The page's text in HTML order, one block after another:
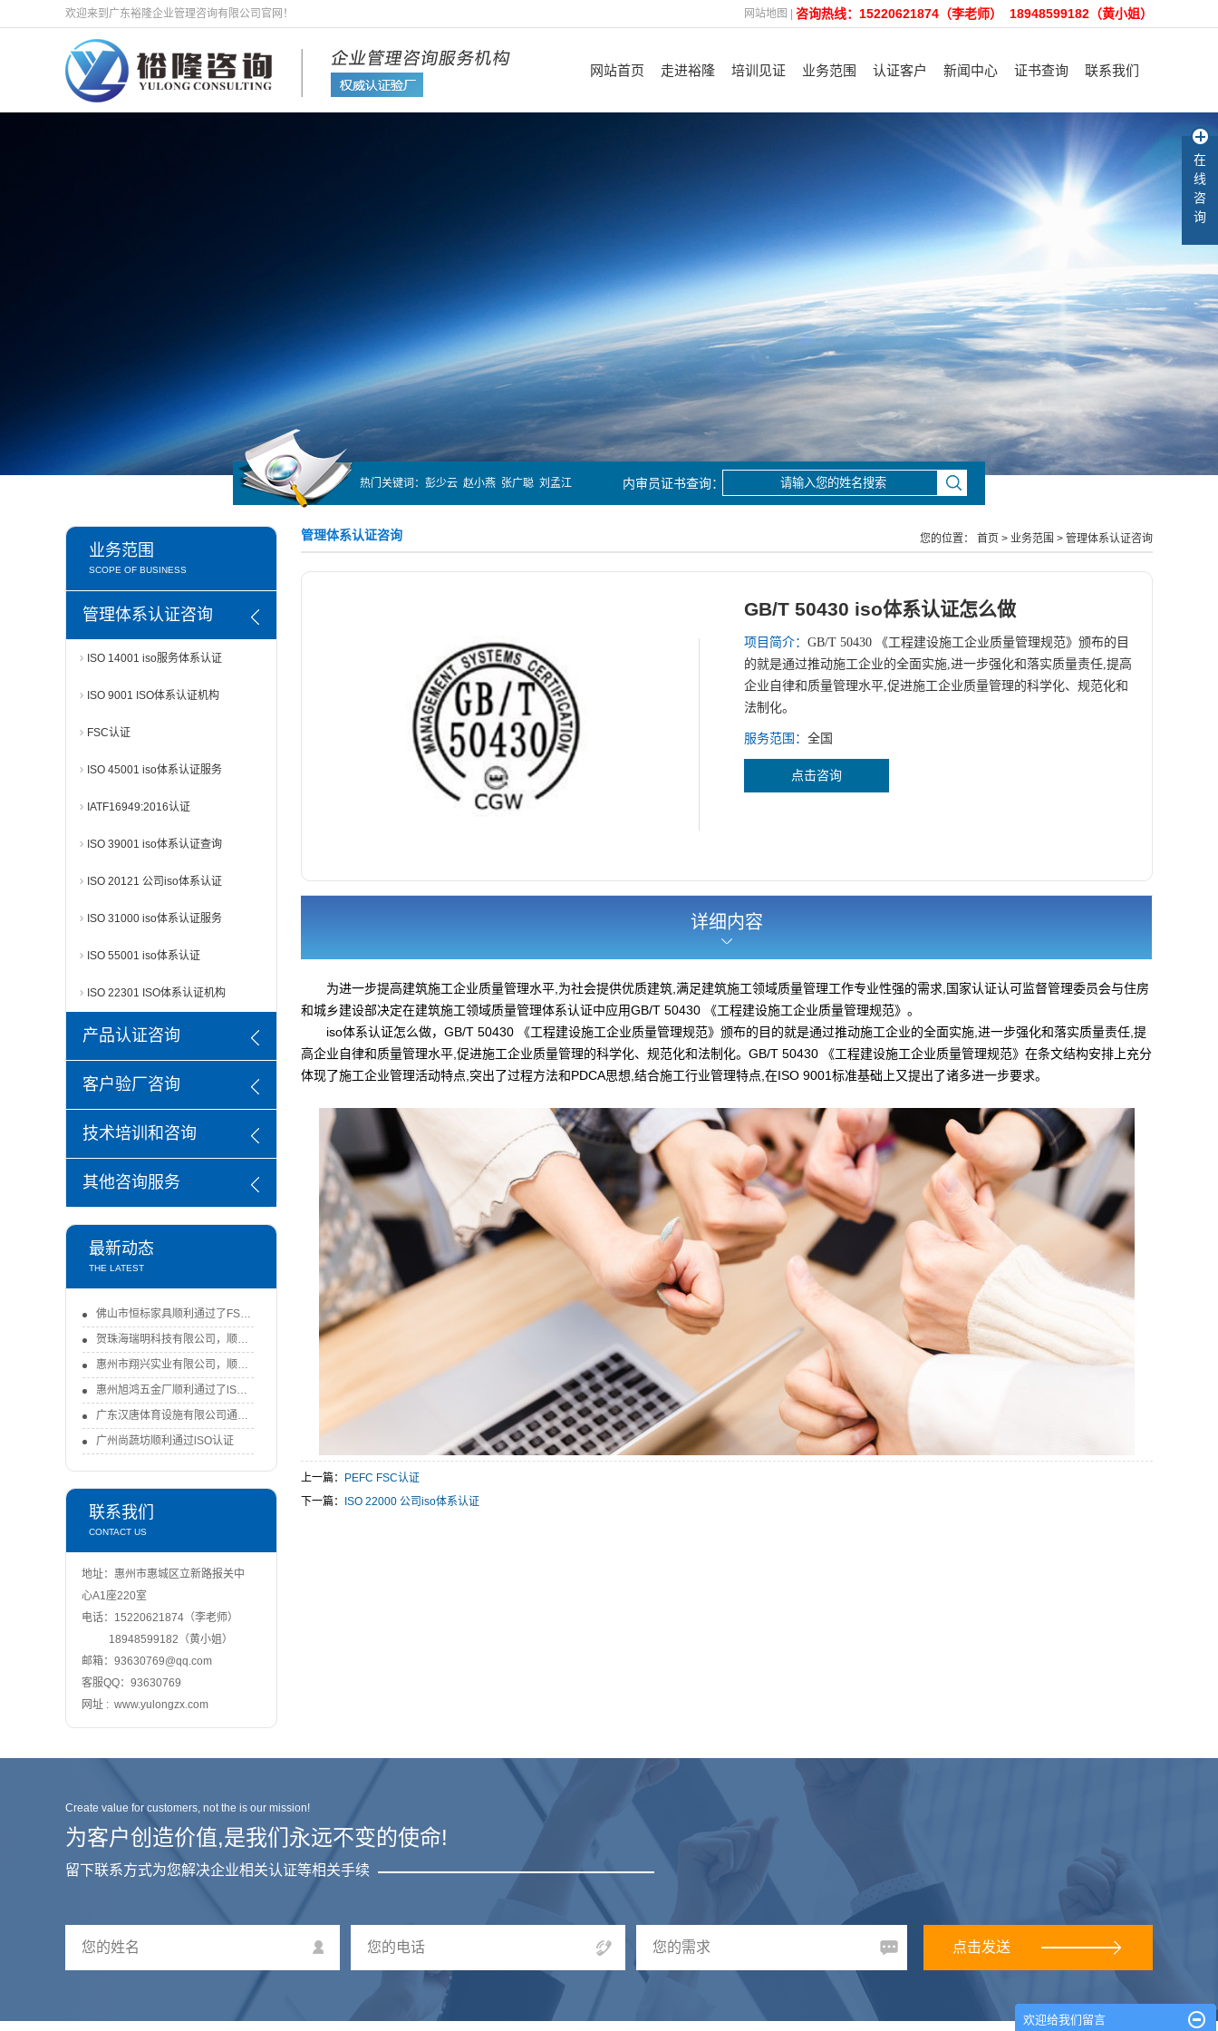
欢迎来到广东裕隆企业管理咨询有限公司官网！ 咨询热线：15220621874（李老师） 18948599182（黄小姐）
网站地图
网站首页 走进裕隆
合作机构
培训展示
培训见证 业务范围
技术培训和咨询
其他咨询服务
认证客户 新闻中心
行业资讯
证书查询 联系我们
热门关键词： 彭少云 赵小燕 张广聪 刘孟江
业务范围
SCOPE OF BUSINESS
管理体系认证咨询
ISO 14001 iso服务体系认证
ISO 9001 ISO体系认证机构
FSC认证
ISO 45001 iso体系认证服务
IATF16949:2016认证
ISO 39001 iso体系认证查询
ISO 20121 公司iso体系认证
ISO 31000 iso体系认证服务
ISO 55001 iso体系认证
ISO 22301 ISO体系认证机构
产品认证咨询
客户验厂咨询
技术培训和咨询
其他咨询服务
最新动态
THE LATEST
佛山市恒标家具顺利通过了FSC-COC认证审核
贺珠海瑞明科技有限公司，顺利通过了FSC-COC认证审核！-FSC认证
惠州市翔兴实业有限公司，顺利通过ISO9001：2015认证审核
惠州旭鸿五金厂顺利通过了lSO9001：2015体系认证审核
广东汉唐体育设施有限公司通过ISO认证
广州尚蔬坊顺利通过lSO认证
联系我们
CONTACT US
地址：惠州市惠城区立新路报关中
心A1座220室
电话：15220621874（李老师）
18948599182（黄小姐）
邮箱：93630769@qq.com
客服QQ：93630769
网址 : www.yulongzx.com
管理体系认证咨询 您的位置： 首页 > 业务范围 > 管理体系认证咨询
GB/T 50430 iso体系认证怎么做
项目简介： GB/T 50430 《工程建设施工企业质量管理规范》颁布的目
的就是通过推动施工企业的全面实施,进一步强化和落实质量责任,提高
企业自律和质量管理水平,促进施工企业质量管理的科学化、规范化和
法制化。
服务范围： 全国
点击咨询
详细内容
为进一步提高建筑施工企业质量管理水平,为社会提供优质建筑,满足建筑施工领域质量管理工作专业性强的需求,国家认证认可监督管理委员会与住房
和城乡建设部决定在建筑施工领域质量管理体系认证中应用GB/T 50430 《工程建设施工企业质量管理规范》。
iso体系认证怎么做，GB/T 50430 《工程建设施工企业质量管理规范》颁布的目的就是通过推动施工企业的全面实施,进一步强化和落实质量责任,提
高企业自律和质量管理水平,促进施工企业质量管理的科学化、规范化和法制化。GB/T 50430 《工程建设施工企业质量管理规范》在条文结构安排上充分
体现了施工企业管理活动特点,突出了过程方法和PDCA思想,结合施工行业管理特点,在ISO 9001标准基础上又提出了诸多进一步要求。
上一篇：
PEFC FSC认证
下一篇：
ISO 22000 公司iso体系认证
Create value for customers, not the is our mission!
为客户创造价值,是我们永远不变的使命!
留下联系方式为您解决企业相关认证等相关手续
您的姓名 您的电话 您的需求
在
线
咨
询
欢迎给我们留言